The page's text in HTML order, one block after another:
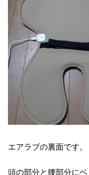
エアラブの裏面です。
頭の部分と腰部分に